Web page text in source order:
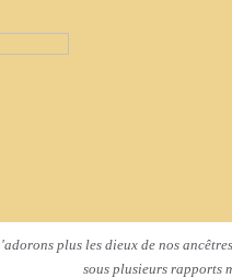
plus les dieux de nos
sous plusieurs rapports